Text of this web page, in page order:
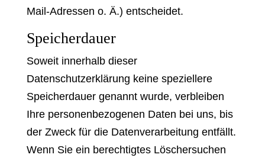
Mail-Adressen o. Ä.) entscheidet.
Speicherdauer
Soweit innerhalb dieser
Datenschutzerklärung keine speziellere
Speicherdauer genannt wurde, verbleiben
Ihre personenbezogenen Daten bei uns, bis
der Zweck für die Datenverarbeitung entfällt.
Wenn Sie ein berechtigtes Löschersuchen